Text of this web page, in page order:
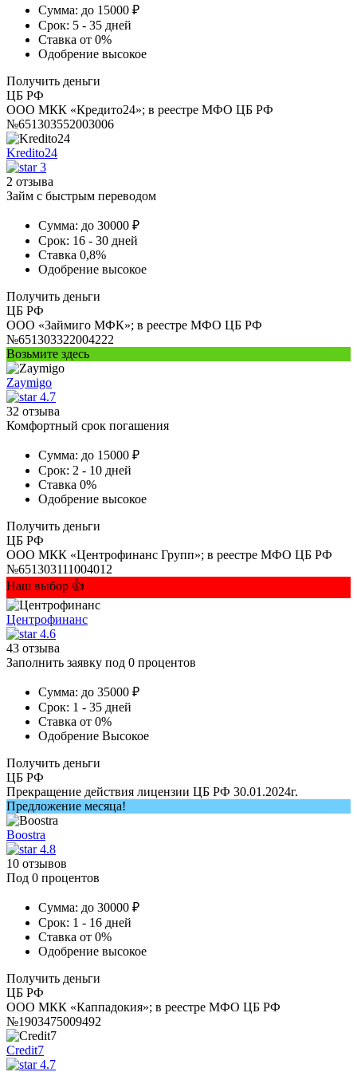
Сумма: до 15000 ₽
Срок: 5 - 35 дней
Ставка от 0%
Одобрение высокое
Получить деньги
ЦБ РФ
ООО МКК «Кредито24»; в реестре МФО ЦБ РФ
№651303552003006
Kredito24
3
2 отзыва
Займ с быстрым переводом
Сумма: до 30000 ₽
Срок: 16 - 30 дней
Ставка 0,8%
Одобрение высокое
Получить деньги
ЦБ РФ
ООО «Займиго МФК»; в реестре МФО ЦБ РФ
№651303322004222
Возьмите здесь
Zaymigo
4.7
32 отзыва
Комфортный срок погашения
Сумма: до 15000 ₽
Срок: 2 - 10 дней
Ставка 0%
Одобрение высокое
Получить деньги
ЦБ РФ
ООО МКК «Центрофинанс Групп»; в реестре МФО ЦБ РФ
№651303111004012
Наш выбор 👍
Центрофинанс
4.6
43 отзыва
Заполнить заявку под 0 процентов
Сумма: до 35000 ₽
Срок: 1 - 35 дней
Ставка от 0%
Одобрение Высокое
Получить деньги
ЦБ РФ
Прекращение действия лицензии ЦБ РФ 30.01.2024г.
Предложение месяца!
Boostra
4.8
10 отзывов
Под 0 процентов
Сумма: до 30000 ₽
Срок: 1 - 16 дней
Ставка от 0%
Одобрение высокое
Получить деньги
ЦБ РФ
ООО МКК «Каппадокия»; в реестре МФО ЦБ РФ
№1903475009492
Credit7
4.7